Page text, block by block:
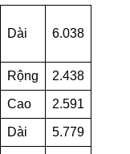
Dài 6.038
Rộng 2.438
Cao 2.591
Dài 5.779